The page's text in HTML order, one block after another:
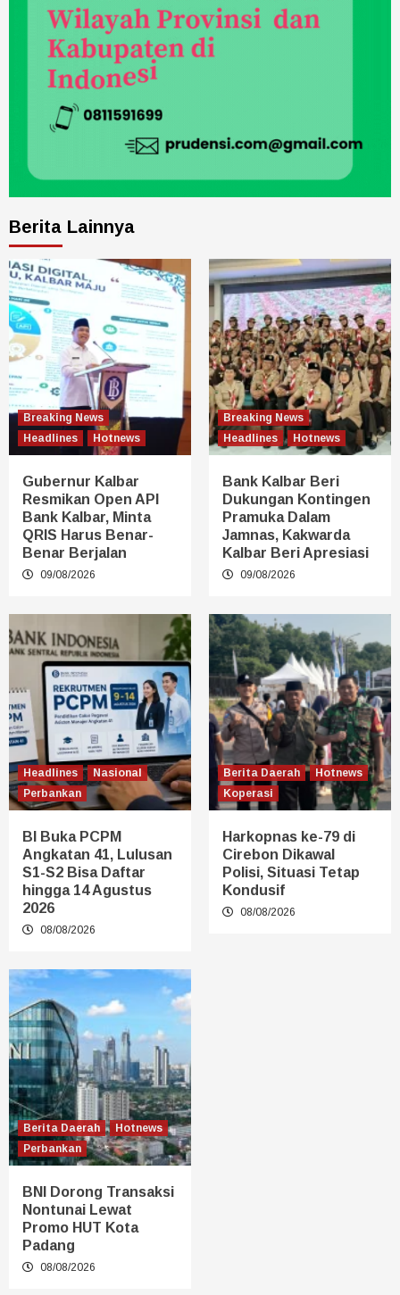
Berita Lainnya
Breaking News
Headlines
Hotnews
Gubernur Kalbar
Resmikan Open API
Bank Kalbar, Minta
QRIS Harus Benar-
Benar Berjalan
09/08/2026
Breaking News
Headlines
Hotnews
Bank Kalbar Beri
Dukungan Kontingen
Pramuka Dalam
Jamnas, Kakwarda
Kalbar Beri Apresiasi
09/08/2026
Headlines
Nasional
Perbankan
BI Buka PCPM
Angkatan 41, Lulusan
S1-S2 Bisa Daftar
hingga 14 Agustus
2026
08/08/2026
Berita Daerah
Hotnews
Koperasi
Harkopnas ke-79 di
Cirebon Dikawal
Polisi, Situasi Tetap
Kondusif
08/08/2026
Berita Daerah
Hotnews
Perbankan
BNI Dorong Transaksi
Nontunai Lewat
Promo HUT Kota
Padang
08/08/2026